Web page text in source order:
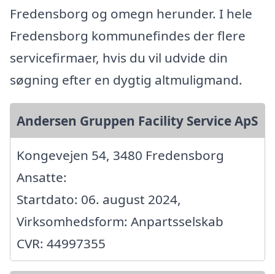
Fredensborg og omegn herunder. I hele
Fredensborg kommunefindes der flere
servicefirmaer, hvis du vil udvide din
søgning efter en dygtig altmuligmand.
Andersen Gruppen Facility Service ApS
Kongevejen 54, 3480 Fredensborg
Ansatte:
Startdato: 06. august 2024,
Virksomhedsform: Anpartsselskab
CVR: 44997355